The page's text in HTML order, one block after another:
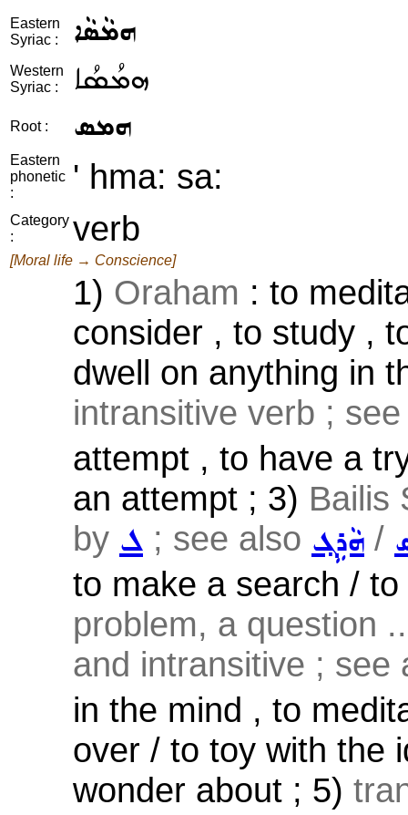
Eastern
Syriac :
ܗܡܵܣܵܐ
Western
Syriac :
ܗܡܳܣܳܐ
Root : ܗܡܣ
Eastern
phonetic
:
' hma: sa:
Category
:
verb
[Moral life → Conscience]
1) Oraham : to
consider , to study ,
dwell on anything in
intransitive verb ;
attempt , to have a
an attempt ; 3) Bailis
by ܠ ; see also ܗܵܪܹܓ݂ /
to make a search /
problem, a question
and intransitive ; see
in the mind , to
over / to toy with the
wonder about ; 5)